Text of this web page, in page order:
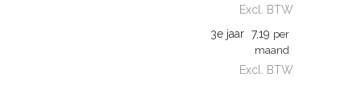
Excl. BTW
3e jaar 7,19 per
maand
Excl. BTW